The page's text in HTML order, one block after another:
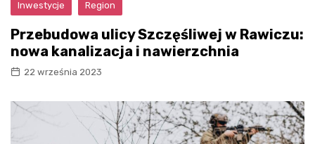
Inwestycje Region
Przebudowa ulicy Szczęśliwej w Rawiczu:
nowa kanalizacja i nawierzchnia
22 września 2023